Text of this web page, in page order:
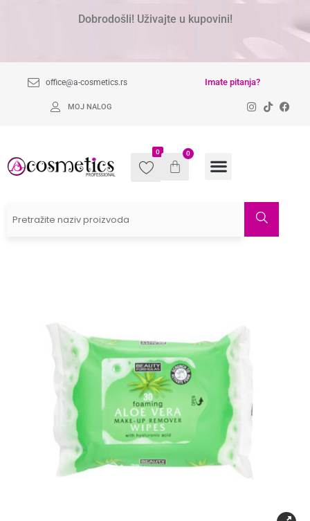
Dobrodošli! Uživajte u kupovini!
office@a-cosmetics.rs Imate pitanja?
MOJ NALOG
0 0